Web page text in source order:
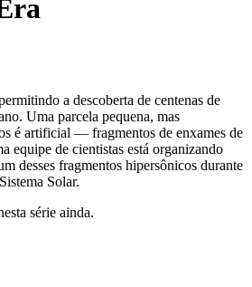
a descoberta de centenas de
Uma parcela pequena, mas
é artificial — fragmentos de enxames de
equipe de cientistas está organizando
desses fragmentos hipersônicos durante
Solar.
série ainda.